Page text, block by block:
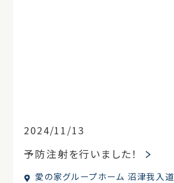
2024/11/13
予防注射を行いました！
愛の家グループホーム 沼津我入道